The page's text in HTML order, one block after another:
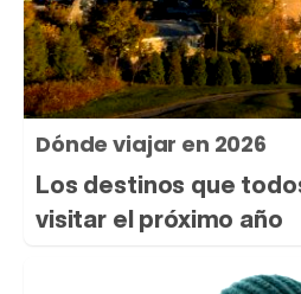
Dónde viajar en 2026
Los destinos que
visitar el próximo año